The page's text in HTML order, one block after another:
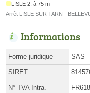
LISLE 2, à 75 m
Arrêt LISLE SUR TARN -
Informations
Forme juridique SAS
SIRET
N° TVA Intra.